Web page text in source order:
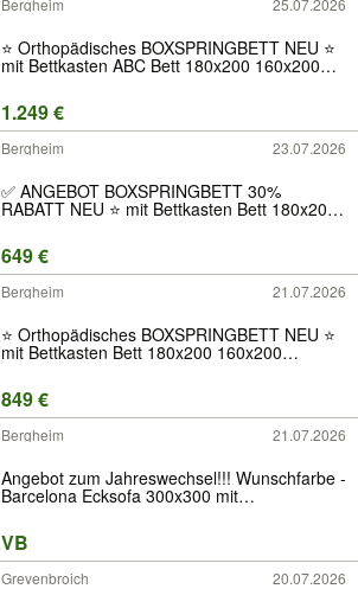
⭐️ Orthopädisches BOXSPRINGBETT NEU ⭐
mit Bettkasten ABC Bett 180x200 160x200
Ratenkauf Neuware Luxus Stoff Samt Kopfteil
Qualität Angebot H2 H3 H4 Modern Hotel
1.249 €
Bergheim 23.07.2026
✅ ANGEBOT BOXSPRINGBETT 30%
RABATT NEU ⭐ mit Bettkasten Bett 180x200
Topper Stauraum Luxus Stoff Samt Kopfteil
H2 H3 H4 Modern Möbel Sofa ABC
649 €
Bergheim 21.07.2026
⭐️ Orthopädisches BOXSPRINGBETT NEU ⭐
mit Bettkasten Bett 180x200 160x200
Stauraum Ratenkauf Neuware Luxus Stoff
Samt Kopfteil H2 H3 H4 Modern Möbel Sofa
ABC
849 €
Bergheim 21.07.2026
Angebot zum Jahreswechsel!!! Wunschfarbe -
Barcelona Ecksofa 300x300 mit
Designer Sessel Viva Möbel Wunschgröße
Boucle Samt weiß schwarz beige grau
VB
Grevenbroich 20.07.2026